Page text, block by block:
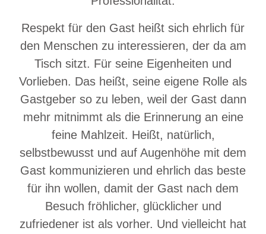
Respekt für den Gast heißt sich ehrlich für
den Menschen zu interessieren, der da am
Tisch sitzt. Für seine Eigenheiten und
Vorlieben. Das heißt, seine eigene Rolle als
Gastgeber so zu leben, weil der Gast dann
mehr mitnimmt als die Erinnerung an eine
feine Mahlzeit. Heißt, natürlich,
selbstbewusst und auf Augenhöhe mit dem
Gast kommunizieren und ehrlich das beste
für ihn wollen, damit der Gast nach dem
Besuch fröhlicher, glücklicher und
zufriedener ist als vorher. Und vielleicht hat